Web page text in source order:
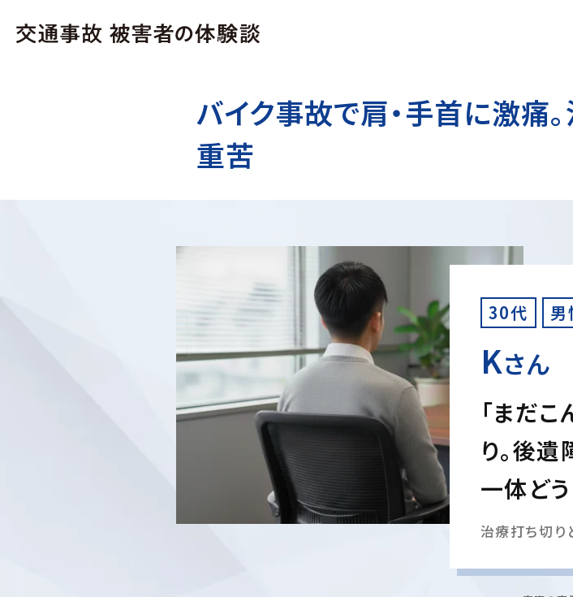
バイク事故で肩・手首に激痛
重苦
30代 男
Kさん
「まだ
り。後
一体ど
治療打ち切り